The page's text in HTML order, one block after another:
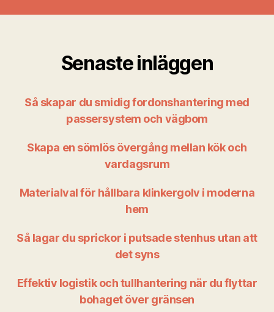
Senaste inläggen
Så skapar du smidig fordonshantering med
passersystem och vägbom
Skapa en sömlös övergång mellan kök och
vardagsrum
Materialval för hållbara klinkergolv i moderna
hem
Så lagar du sprickor i putsade stenhus utan att
det syns
Effektiv logistik och tullhantering när du flyttar
bohaget över gränsen